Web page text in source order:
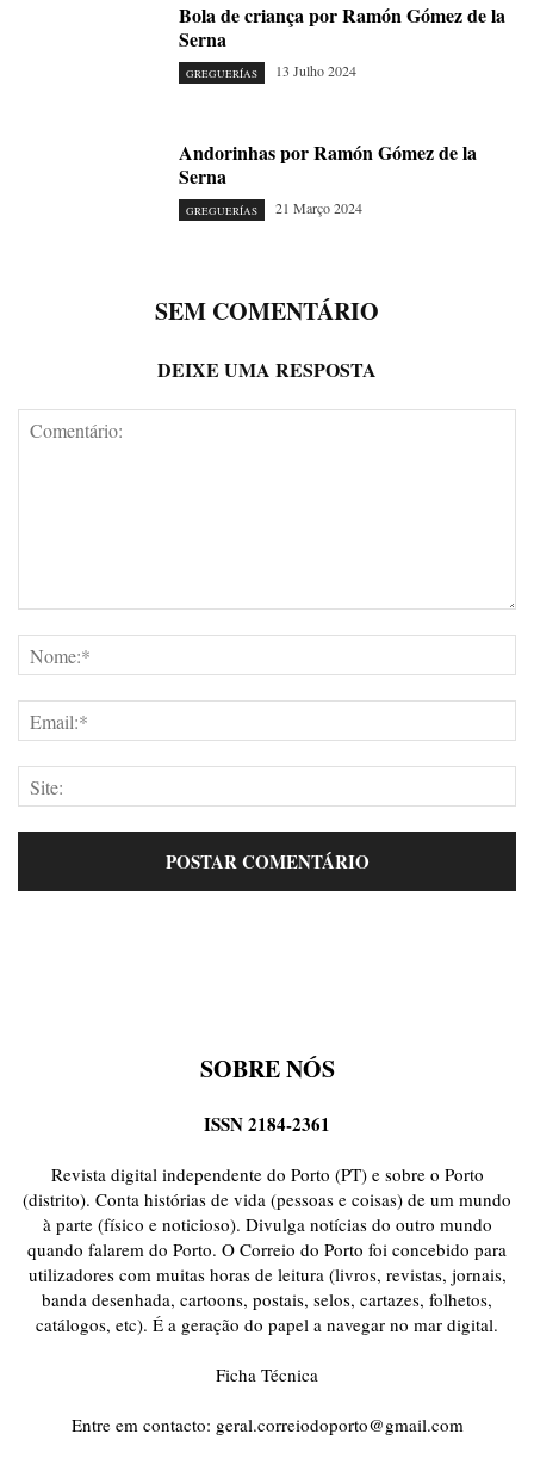
Bola de criança por Ramón Gómez de la
Serna
GREGUERÍAS 13 Julho 2024
Andorinhas por Ramón Gómez de la
Serna
GREGUERÍAS 21 Março 2024
SEM COMENTÁRIO
DEIXE UMA RESPOSTA
SOBRE NÓS
ISSN 2184-2361
Revista digital independente do Porto (PT) e sobre o Porto
(distrito). Conta histórias de vida (pessoas e coisas) de um mundo
à parte (físico e noticioso). Divulga notícias do outro mundo
quando falarem do Porto. O Correio do Porto foi concebido para
utilizadores com muitas horas de leitura (livros, revistas, jornais,
banda desenhada, cartoons, postais, selos, cartazes, folhetos,
catálogos, etc). É a geração do papel a navegar no mar digital.
Ficha Técnica
Entre em contacto: geral.correiodoporto@gmail.com